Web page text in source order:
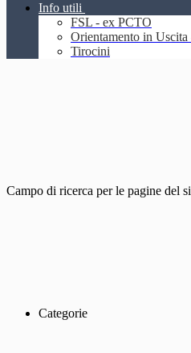
Info utili
FSL - ex PCTO
Orientamento in
Tirocini
Campo di ricerca per le pagine del
Categorie